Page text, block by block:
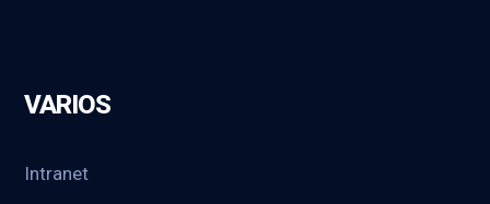
VARIOS
Intranet